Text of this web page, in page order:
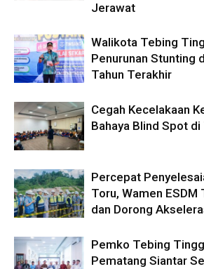
Jerawat
Walikota Tebing
Penurunan Stunting
Tahun Terakhir
Cegah Kecelakaan
Bahaya Blind Spot
Percepat
Toru, Wamen ESDM
dan Dorong
Pemko Tebing
Pematang Siantar